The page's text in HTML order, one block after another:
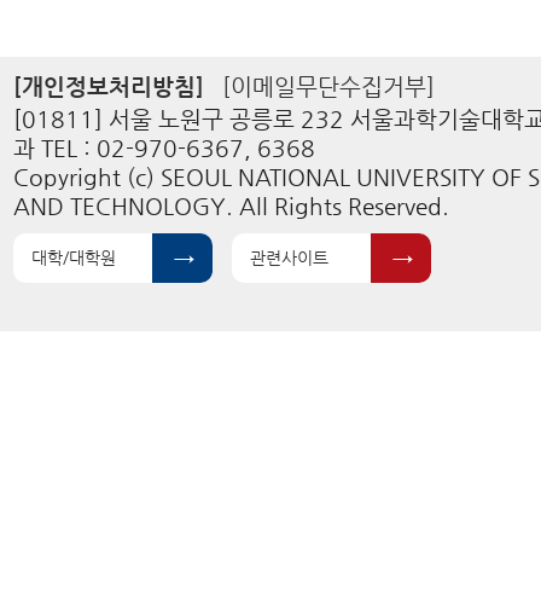
[개인정보처리방침]
[이메일무단수집거부]
[01811] 서울 노원구 공릉로 232 서울과학기술대학
과 TEL : 02-970-6367, 6368
Copyright (c) SEOUL NATIONAL UNIVERSITY OF
AND TECHNOLOGY. All Rights Reserved.
대학/대학원 관련사이트